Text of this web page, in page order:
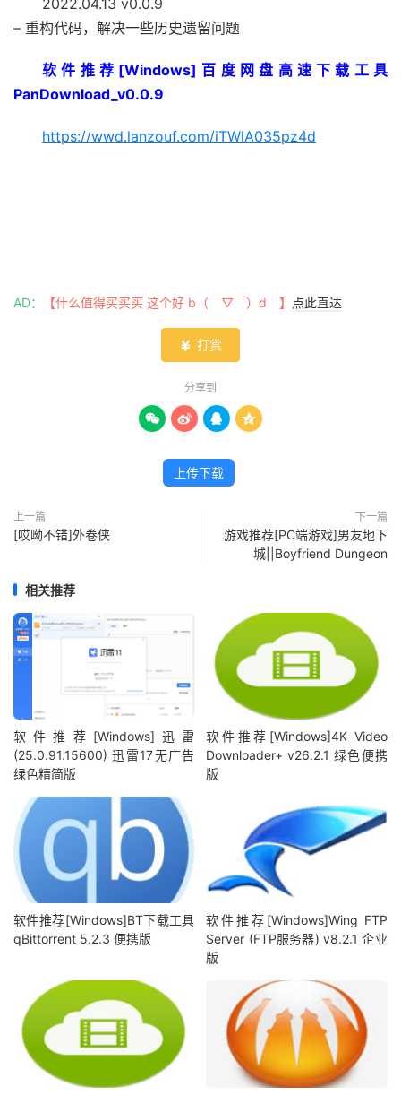
– 重构代码，解决一些历史遗留问题
软件推荐[Windows]百度网盘高速下载工具
PanDownload_v0.0.9
https://wwd.lanzouf.com/iTWlA035pz4d
AD： 【什么值得买买买 这个好 b（￣▽￣）d 】 点此直达
 打赏
分享到
   
上传下载
上一篇
[哎呦不错]外卷侠
下一篇
游戏推荐[PC端游戏]男友地下
城||Boyfriend Dungeon
相关推荐
软件推荐[Windows]迅雷
(25.0.91.15600) 迅雷17无广告
绿色精简版
软件推荐[Windows]4K Video
Downloader+ v26.2.1 绿色便携
版
软件推荐[Windows]BT下载工具
qBittorrent 5.2.3 便携版
软件推荐[Windows]Wing FTP
Server (FTP服务器) v8.2.1 企业
版